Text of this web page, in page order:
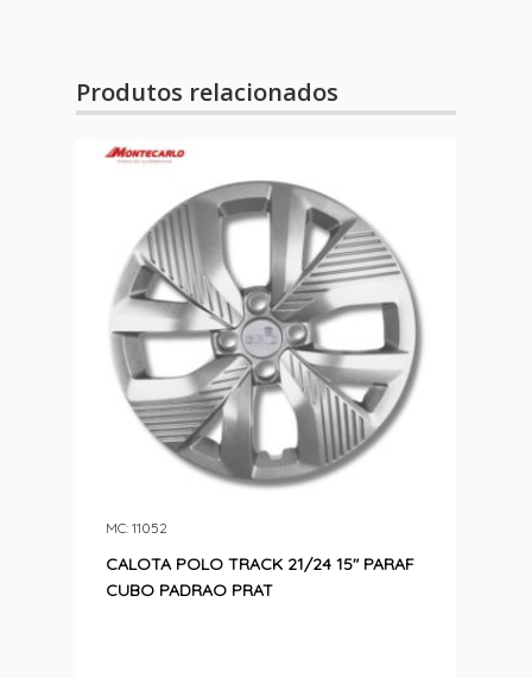
Produtos relacionados
CALOTA POLO TRACK 21/24 15″ PARAF
CUBO PADRAO PRAT
MC: 11052